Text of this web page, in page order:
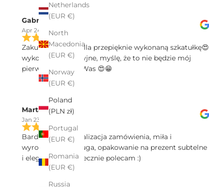
Netherlands
(EUR €)
North
Macedonia
(EUR €)
Norway
(EUR €)
Poland
(PLN zł)
Portugal
(EUR €)
Romania
(EUR €)
Russia
Gabriela Motyka
Apr 24, 2025
Zakupiłam w Pekalla przepięknie wykonaną szkatułkę😍
wykonanie precyzyjne, myślę, że to nie będzie mój
pierwszy zakup u Was 😍😁
Marta Sałek
Jan 23, 2025
Bardzo spawna realizacja zamówienia, miła i
wyrozumiała obsługa, opakowanie na prezent subtelne
i eleganckie - serdecznie polecam :)